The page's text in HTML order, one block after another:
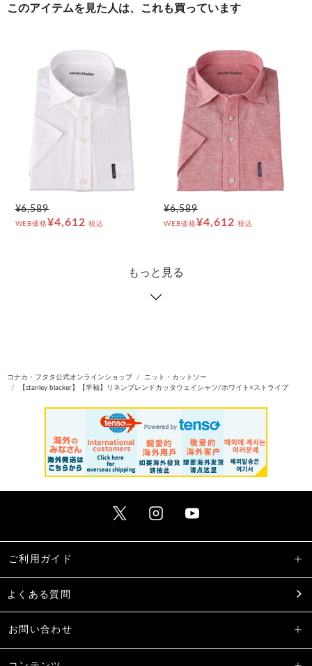
このアイテムを見た人は、これも買っています
¥6,589
WEB価格¥4,612 税込
¥6,589
WEB価格¥4,612 税込
もっと見る
コナカ・フタタ公式オンラインショップ
ニット・カットソー
【stanley blacker】【半袖】リネンブレンドカッタウェイシャツ/ホワイト×ストライプ
ご利用ガイド
よくある質問
お問い合わせ